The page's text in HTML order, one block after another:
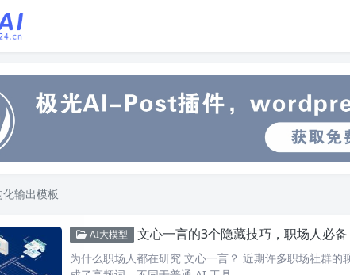
输出模板
AI大模型 文心一言的3个隐藏技巧，职场人必备
为什么职场人都在研究 文心一言？ 近期许多职场社群的